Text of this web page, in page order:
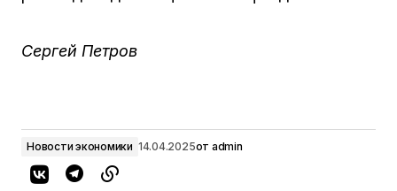
Сергей Петров
Новости экономики 14.04.2025от admin